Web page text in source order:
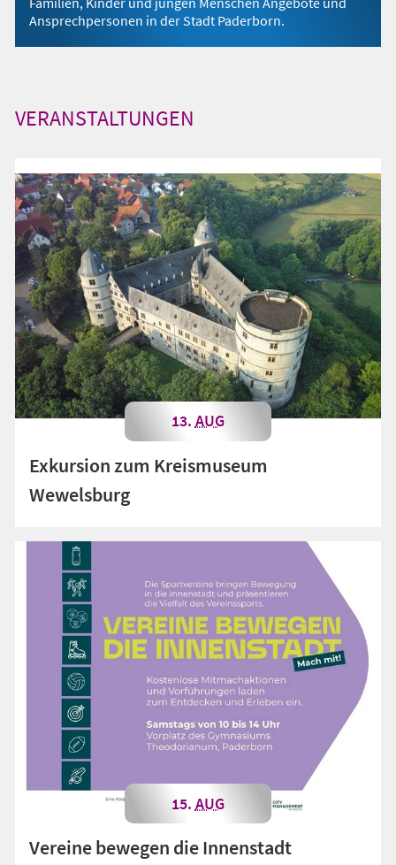
Ansprechpersonen in der Stadt Paderborn.
VERANSTALTUNGEN
Exkursion zum Kreismuseum
Wewelsburg
13. AUG
Vereine bewegen die Innenstadt
15. AUG